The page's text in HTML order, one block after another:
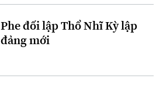
Phe đối lập Thổ Nhĩ Kỳ lập
đảng mới